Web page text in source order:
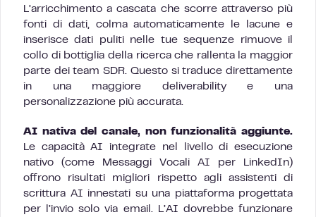
L’arricchimento a cascata che scorre attraverso più
fonti di dati, colma automaticamente le lacune e
inserisce dati puliti nelle tue sequenze rimuove il
collo di bottiglia della ricerca che rallenta la maggior
parte dei team SDR. Questo si traduce direttamente
in una maggiore deliverability e una
personalizzazione più accurata.
AI nativa del canale, non funzionalità aggiunte.
Le capacità AI integrate nel livello di esecuzione
nativo (come Messaggi Vocali AI per LinkedIn)
offrono risultati migliori rispetto agli assistenti di
scrittura AI innestati su una piattaforma progettata
per l’invio solo via email. L’AI dovrebbe funzionare